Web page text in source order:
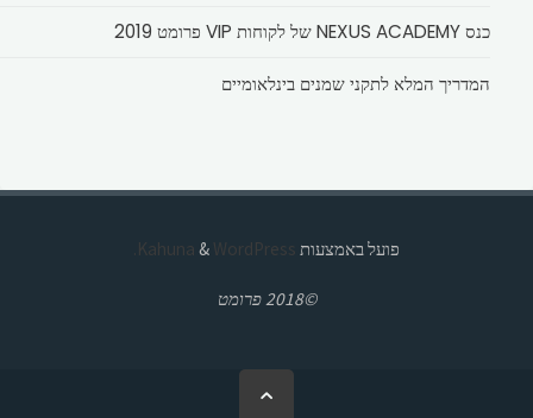
כנס NEXUS ACADEMY של לקוחות VIP פרומט 2019
המדריך המלא לתקני שמנים בינלאומיים
פועל באמצעות & WordPress.
©2018 פרומט
בחזרה